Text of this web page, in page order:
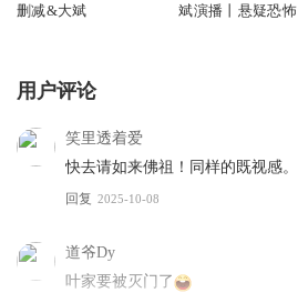
删减&大斌
斌演播丨悬疑恐怖 |
用户评论
笑里透着爱
快去请如来佛祖！同样的既视感。
回复 2025-10-08
道爷Dy
叶家要被灭门了